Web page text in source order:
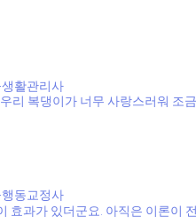
활관리사
리 복댕이가 너무 사랑스러워 조
동교정사
효과가 있더군요. 아직은 이론이